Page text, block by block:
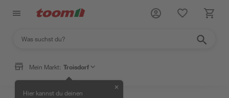
Mein Markt: Troisdorf
Hier kannst du deinen
✕